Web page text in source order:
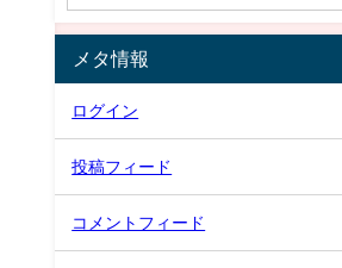
メタ情報
ログイン
投稿フィード
コメントフィード